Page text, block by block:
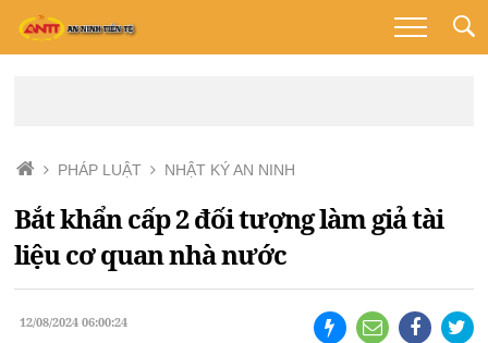
PHÁP LUẬT NHẬT KÝ AN NINH
Bắt khẩn cấp 2 đối tượng làm giả tài
liệu cơ quan nhà nước
12/08/2024 06:00:24